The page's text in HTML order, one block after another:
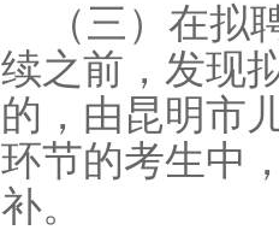
（三）在
续之前，发现
的，由昆明市
环节的考生中
补。